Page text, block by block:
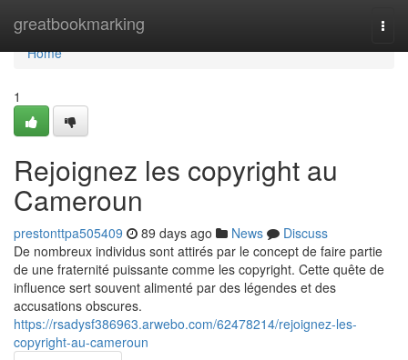
greatbookmarking
Home
Home
1
Rejoignez les copyright au
Cameroun
prestonttpa505409 89 days ago News
Discuss
De nombreux individus sont attirés par le concept de faire partie
de une fraternité puissante comme les copyright. Cette quête de
influence sert souvent alimenté par des légendes et des
accusations obscures.
https://rsadysf386963.arwebo.com/62478214/rejoignez-les-
copyright-au-cameroun